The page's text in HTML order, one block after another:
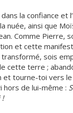
la confiance et
nuée, ainsi que
Comme Pierre,
et cette
sois
cette terre ;
et tourne-toi vers le
hors de lui-même :
!